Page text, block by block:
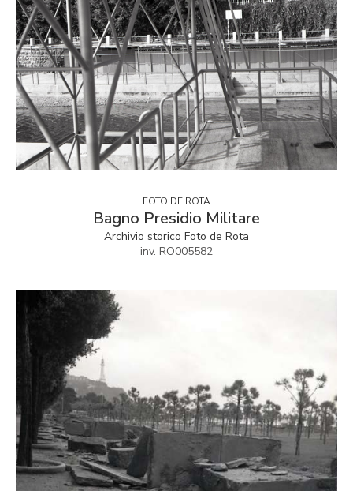
FOTO DE ROTA
Bagno Presidio Militare
Archivio storico Foto de Rota
inv. RO005582